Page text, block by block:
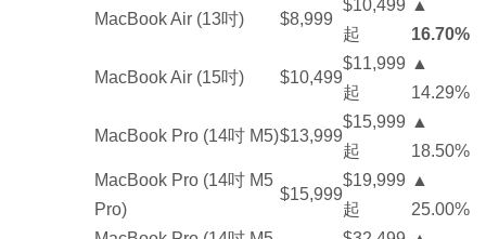
MacBook Air (13吋) $8,999
$10,499
起
▲
16.70%
MacBook Air (15吋) $10,499
$11,999
起
▲
14.29%
MacBook Pro (14吋 M5)$13,999
$15,999
起
▲
18.50%
MacBook Pro (14吋 M5
Pro)
$15,999
$19,999
起
▲
25.00%